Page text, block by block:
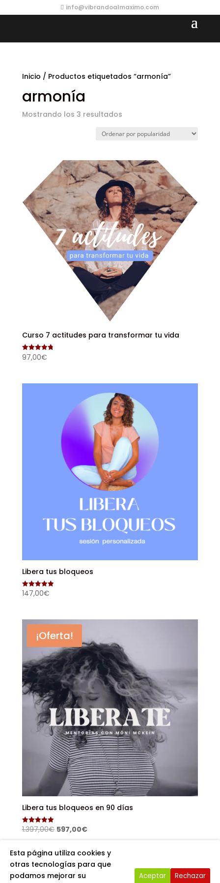
info@vibrandoalmaximo.com
Inicio / Productos etiquetados “armonía”
armonía
Mostrando los 3 resultadosOrdenado
popularidad
Curso 7 actitudes para transformar tu vida
Valorado
97,00€
Libera tus bloqueos
Valorado
147,00€
¡Oferta!
Libera tus bloqueos en 90 días
Valorado
1.397,00€ El
original
era:
1.397,00€.
597,00€El
actual
es:
Copyright Vibrandoalmáximo. Sitio Web creado por
Esta página utiliza cookies y
otras tecnologías para que
podamos mejorar su
Aceptar Rechazar